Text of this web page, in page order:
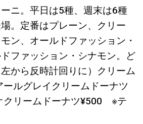
ニ。平日は5種、週末は6種
。定番はプレーン、クリー
ン、オールドファッション・
ファッション・シナモン。ど
から反時計回りに）クリーム
ールグレイクリームドーナツ
クリームドーナツ¥500 ※テ